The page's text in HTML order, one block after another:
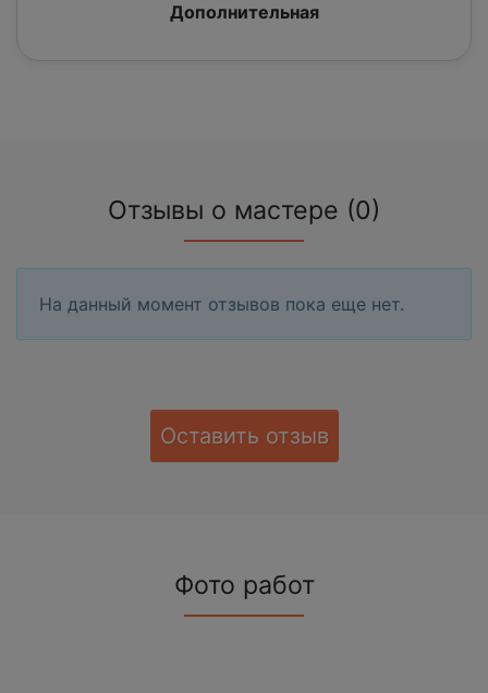
Дополнительная
Отзывы о мастере (0)
На данный момент отзывов пока еще нет.
Оставить отзыв
Фото работ